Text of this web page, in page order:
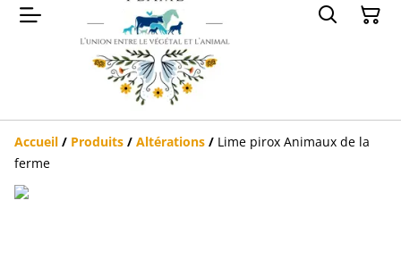
Accueil / Produits / Altérations / Lime pirox Animaux de la
ferme